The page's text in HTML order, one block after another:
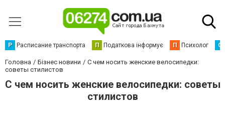
Р Расписание транспорта П Податкова інформує П Психолог С
Головна Бізнес новини
С чем носить женские велосипедки:
советы стилистов
С чем носить женские велосипедки: советы
стилистов